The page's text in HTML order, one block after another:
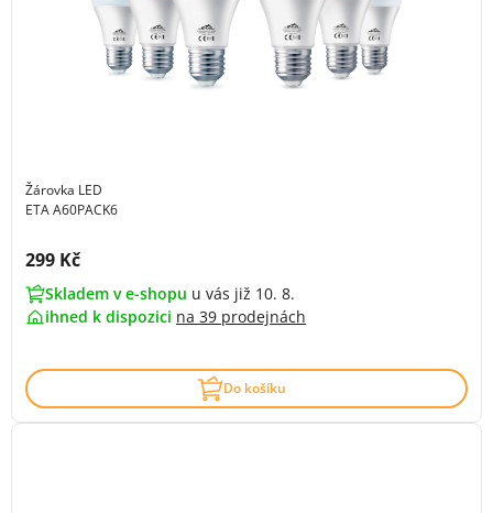
Žárovka LED
ETA A60PACK6
Cena s DPH:
299 Kč
Skladem v e-shopu u vás již 10. 8.
ihned k dispozici na 39 prodejnách
Do košíku